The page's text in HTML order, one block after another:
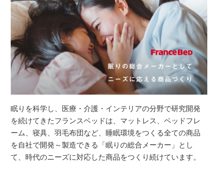
眠りを科学し、医療・介護・インテリアの分野で研究開発
を続けてきたフランスベッドは、マットレス、ベッドフレ
ーム、寝具、羽毛布団など、睡眠環境をつくる全ての商品
を自社で開発～製造できる「眠りの総合メーカー」とし
て、時代のニーズに対応した商品をつくり続けています。